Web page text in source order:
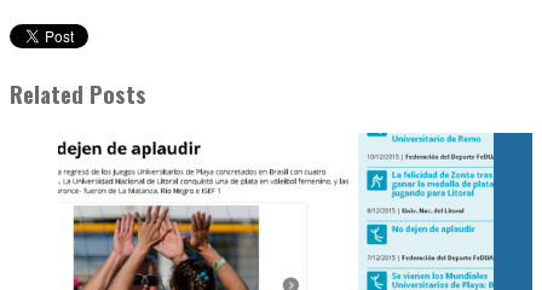
Related Posts